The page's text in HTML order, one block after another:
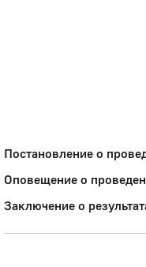
Постановление о
Оповещение о
Заключение о